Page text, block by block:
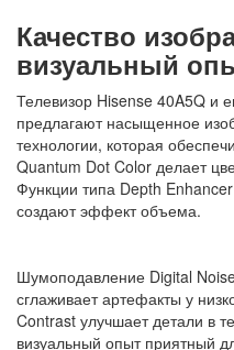
Качество
визуальный
Телевизор Hisense 40A5Q и
предлагают насыщенное
технологии, которая
Quantum Dot Color делает
Функции типа Depth
создают эффект объема.
Шумоподавление Digital
сглаживает артефакты у
Contrast улучшает детали в
визуальный опыт приятный